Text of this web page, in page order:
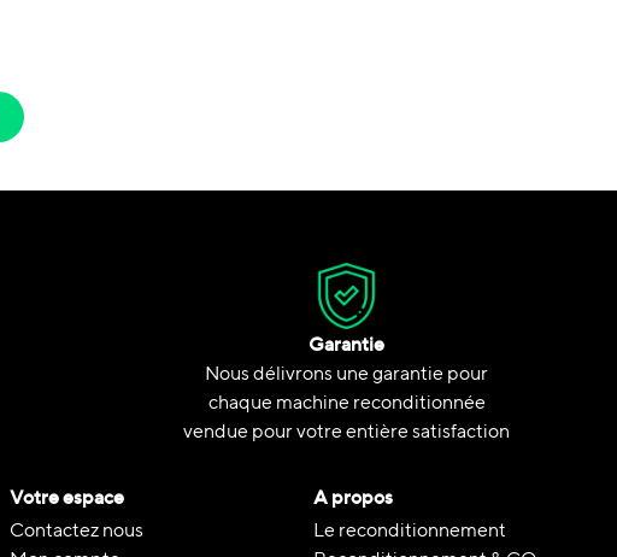
Garantie
Nous délivrons une garantie pour
chaque machine reconditionnée
vendue pour votre entière satisfaction
Votre espace
Contactez nous
A propos
Le reconditionnement